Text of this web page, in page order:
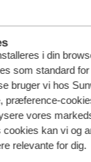
i din
som standard
bruger vi hos
præference-
vores
kan vi og
relevante for dig.